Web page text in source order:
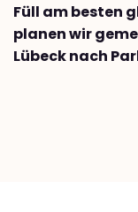
Füll am besten
planen wir
Lübeck nach